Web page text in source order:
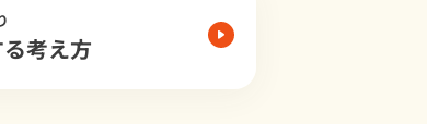
考え方